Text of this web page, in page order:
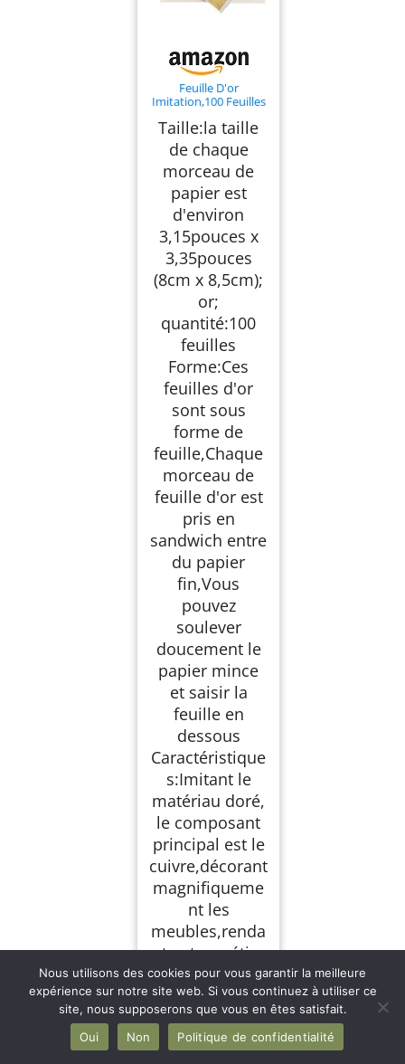
Feuille D'or
Imitation,100 Feuilles
Utilisé pour l'artisanat
de Bronzage,la
Décoration de
Meubles,les œuvres
D'art,la Peinture à la
Feuille D'or,8cm x
8,5cm(3,15pouces x
3,35pouces)
Taille:la taille
de chaque
morceau de
papier est
d'environ
3,15pouces x
3,35pouces
(8cm x 8,5cm);
or;
quantité:100
feuilles
Forme:Ces
feuilles d'or
sont sous
forme de
feuille,Chaque
morceau de
feuille d'or est
pris en
sandwich entre
du papier
fin,Vous
pouvez
soulever
doucement le
papier mince
et saisir la
feuille en
dessous
Caractéristique
s:Imitant le
matériau doré,
le composant
principal est le
cuivre,décorant
magnifiqueme
nt les
meubles,renda
nt votre métier
plus
éblouissant
Application:con
vient aux
Nous utilisons des cookies pour vous garantir la meilleure
expérience sur notre site web. Si vous continuez à utiliser ce
site, nous supposerons que vous en êtes satisfait.
Oui
Non Politique de confidentialité